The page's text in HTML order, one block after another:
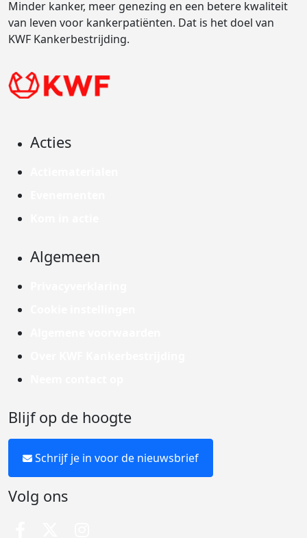
Minder kanker, meer genezing en een betere kwaliteit
van leven voor kankerpatiënten. Dat is het doel van
KWF Kankerbestrijding.
Acties
Algemeen
Blijf op de hoogte
Schrijf je in voor de nieuwsbrief
Volg ons